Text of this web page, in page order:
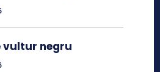
vultur negru